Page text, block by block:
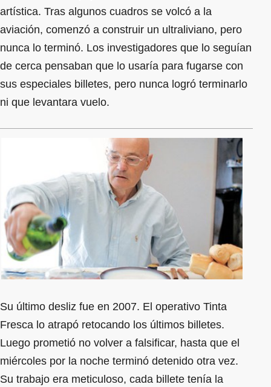
artística. Tras algunos cuadros se volcó a la
aviación, comenzó a construir un ultraliviano, pero
nunca lo terminó. Los investigadores que lo seguían
de cerca pensaban que lo usaría para fugarse con
sus especiales billetes, pero nunca logró terminarlo
ni que levantara vuelo.
Su último desliz fue en 2007. El operativo Tinta
Fresca lo atrapó retocando los últimos billetes.
Luego prometió no volver a falsificar, hasta que el
miércoles por la noche terminó detenido otra vez.
Su trabajo era meticuloso, cada billete tenía la